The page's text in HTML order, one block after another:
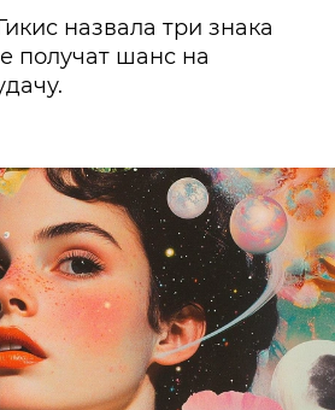
назвала три знака
получат шанс на